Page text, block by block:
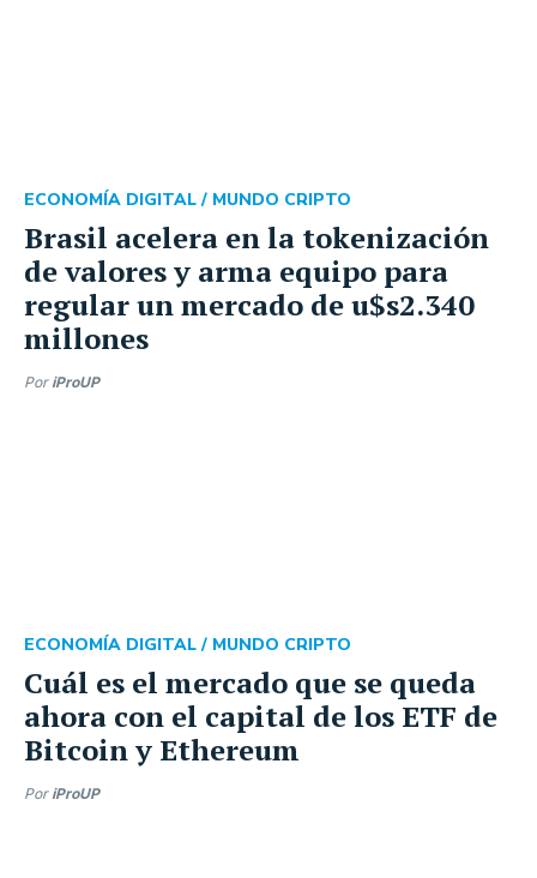
Brasil acelera en la tokenización
de valores y arma equipo para
regular un mercado de u$s2.340
millones
ECONOMÍA DIGITAL / MUNDO CRIPTO
Por iProUP
Cuál es el mercado que se queda
ahora con el capital de los ETF de
Bitcoin y Ethereum
ECONOMÍA DIGITAL / MUNDO CRIPTO
Por iProUP